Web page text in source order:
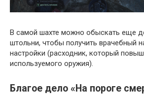
В самой шахте можно обыскать еще
штольни, чтобы получить врачебный
настройки (расходник, который
используемого оружия).
Благое дело «На пороге